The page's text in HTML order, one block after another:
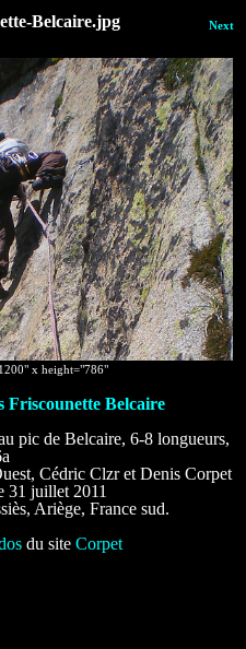
Belcaire.jpg Next
x height="786"
Friscounette Belcaire
pic de Belcaire, 6-8 longueurs,
Cédric Clzr et Denis Corpet
31 juillet 2011
Ariège, France sud.
du site Corpet